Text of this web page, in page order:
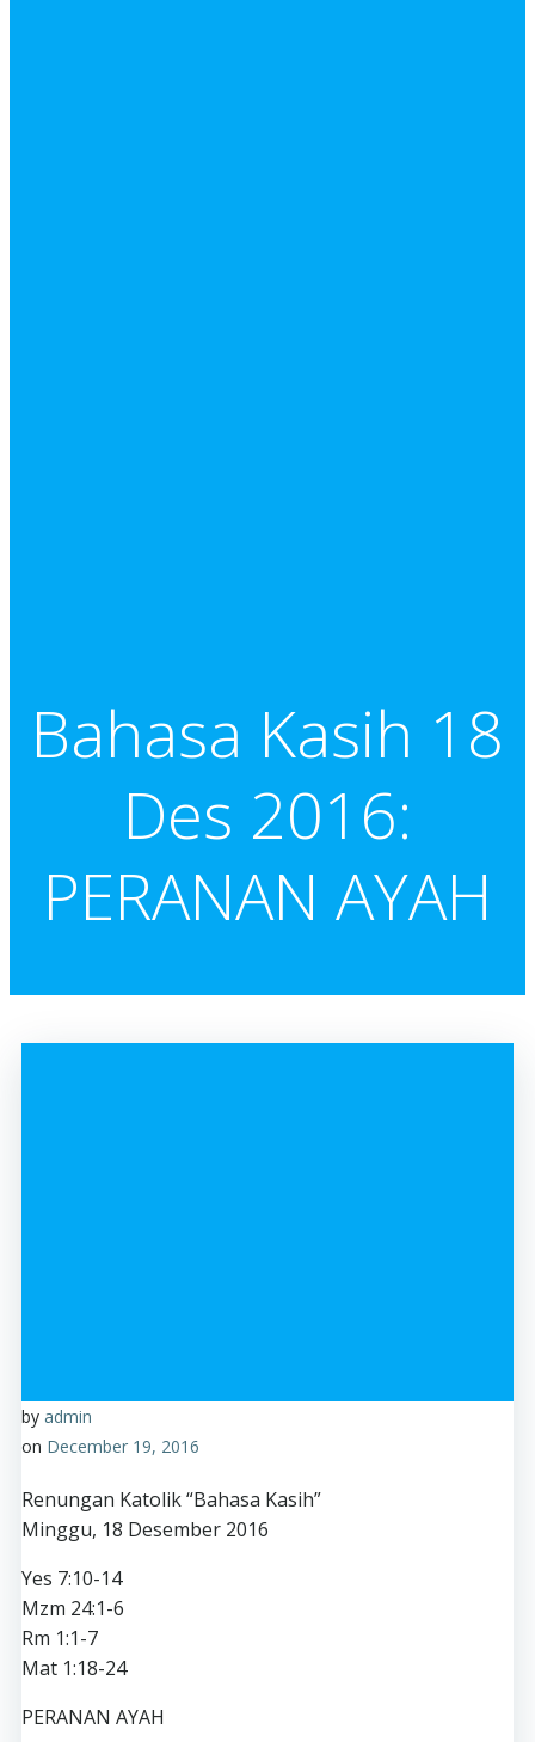
Bahasa Kasih 18
Des 2016:
PERANAN AYAH
by admin
on December 19, 2016
Renungan Katolik “Bahasa Kasih”
Minggu, 18 Desember 2016
Yes 7:10-14
Mzm 24:1-6
Rm 1:1-7
Mat 1:18-24
PERANAN AYAH